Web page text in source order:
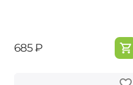
‍685‍₽